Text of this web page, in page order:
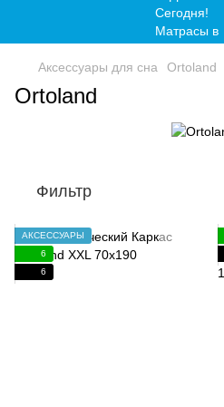
Аксессуары для сна Ortoland
Ortoland
Фильтр
АКСЕССУАРЫ
6
6